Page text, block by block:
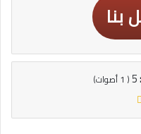
بنا
5
(
1أصوات)